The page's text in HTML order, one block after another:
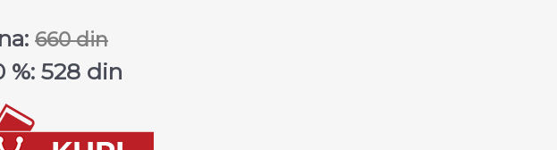
660 din
%: 528 din